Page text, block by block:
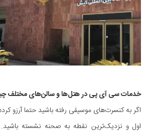
خدمات سی آی پی در هتل‌ها و سالن‌های مختلف
اگر به کنسرت‌های موسیقی رفته باشید حتما آرزو
اول و نزدیک‌ترین نقطه به صحنه نشسته باشید.